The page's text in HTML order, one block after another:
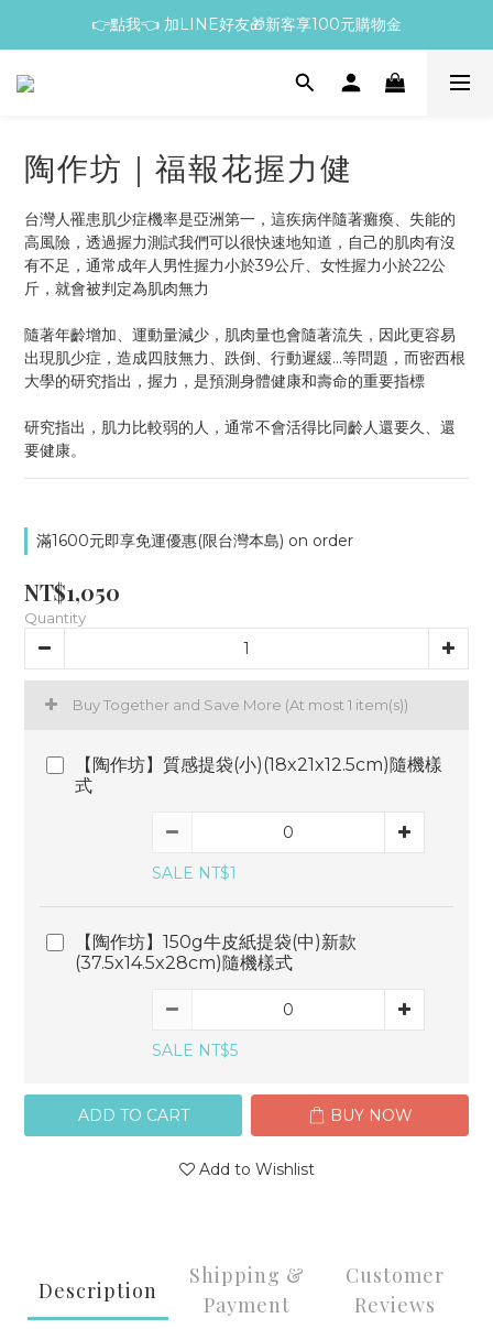
👉點我👈 加LINE好友🎁新客享100元購物金
陶作坊｜福報花握力健
台灣人罹患肌少症機率是亞洲第一，這疾病伴隨著癱瘓、失能的
高風險，透過握力測試我們可以很快速地知道，自己的肌肉有沒
有不足，通常成年人男性握力小於39公斤、女性握力小於22公
斤，就會被判定為肌肉無力
隨著年齡增加、運動量減少，肌肉量也會隨著流失，因此更容易
出現肌少症，造成四肢無力、跌倒、行動遲緩…等問題，而密西根
大學的研究指出，握力，是預測身體健康和壽命的重要指標
研究指出，肌力比較弱的人，通常不會活得比同齡人還要久、還
要健康。
滿1600元即享免運優惠(限台灣本島) on order
NT$1,050
Quantity
Buy Together and Save More (At most 1 item(s))
【陶作坊】質感提袋(小)(18x21x12.5cm)隨機樣
式
SALE NT$1
【陶作坊】150g牛皮紙提袋(中)新款
(37.5x14.5x28cm)隨機樣式
SALE NT$5
ADD TO CART BUY NOW
Add to Wishlist
Description
Shipping &
Payment
Customer
Reviews